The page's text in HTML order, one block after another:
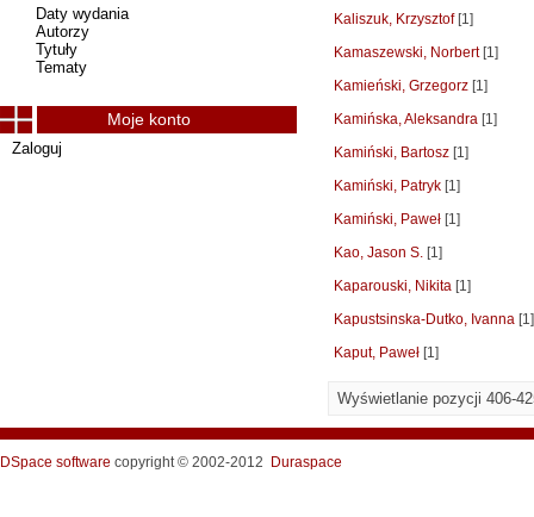
Kaliszuk, Krzysztof[1]
Kamaszewski, Norbert[1]
Kamieński, Grzegorz [1]
Kamińska, Aleksandra [1]
Kamiński, Bartosz [1]
Kamiński, Patryk [1]
Kamiński, Paweł [1]
Kao, Jason S. [1]
Kaparouski, Nikita [1]
Kapustsinska-Dutko, Ivanna [1]
Kaput, Paweł [1]
Wyświetlanie pozycji 406-
Daty wydania
Autorzy
Tytuły
Tematy
Moje konto
Zaloguj
DSpace software copyright © 2002-2012 Duraspace